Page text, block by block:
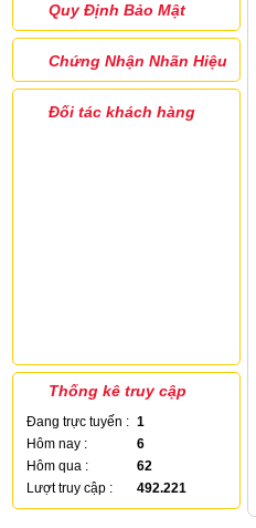
Quy Định Bảo Mật
Chứng Nhận Nhãn Hiệu
Đối tác khách hàng
Thống kê truy cập
Đang trực tuyến : 1
Hôm nay :
6
Hôm qua :
62
Lượt truy cập :
492.221